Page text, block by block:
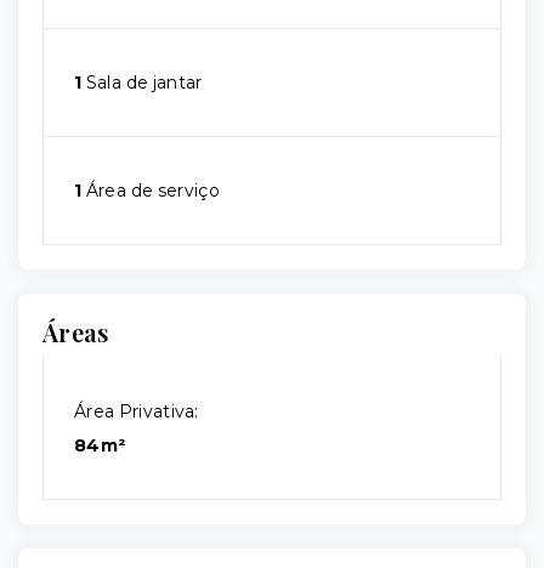
1 Sala de jantar
1 Área de serviço
Áreas
Área Privativa:
84m²